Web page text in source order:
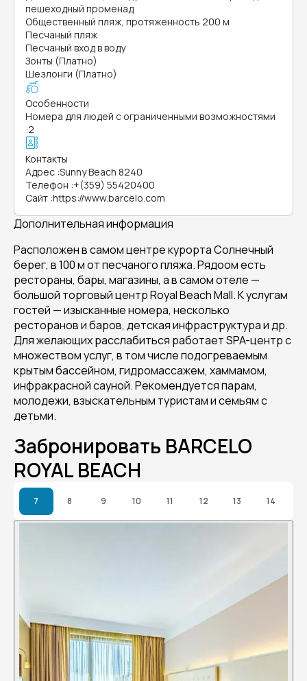
пешеходный променад
Общественный пляж, протяженность 200 м
Песчаный пляж
Песчаный вход в воду
Зонты (Платно)
Шезлонги (Платно)
Особенности
Номера для людей с ограниченными возможностями
:2
Контакты
Адрес :Sunny Beach 8240
Телефон :+(359) 55420400
Сайт :https://www.barcelo.com
Дополнительная информация
Расположен в самом центре курорта Солнечный
берег, в 100 м от песчаного пляжа. Рядоом есть
рестораны, бары, магазины, а в самом отеле —
большой торговый центр Royal Beach Mall. К услугам
гостей — изысканные номера, несколько
ресторанов и баров, детская инфраструктура и др.
Для желающих расслабиться работает SPA-центр с
множеством услуг, в том числе подогреваемым
крытым бассейном, гидромассажем, хаммамом,
инфракрасной сауной. Рекомендуется парам,
молодежи, взыскательным туристам и семьям с
детьми.
Забронировать BARCELO
ROYAL BEACH
7 8 9 10 11 12 13 14